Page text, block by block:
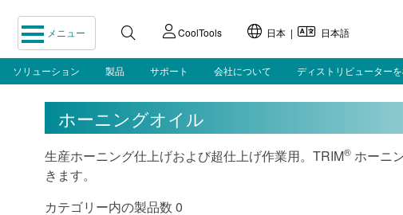
メニュー CoolTools 日本 | 日本語
ソリューション 製品 サポート 会社について ディストリビューター
ホーニングオイル
生産ホーニング仕上げおよび超仕上げ作業用。TRIM® ホーニ
きます。
カテゴリー内の製品数 0